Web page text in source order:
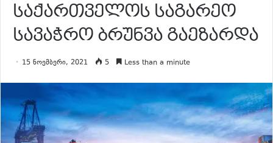
საქართველოს საგარეო
სავაჭრო ბრუნვა გაეზარდა
15 ნოემბერი, 2021 5 Less than a minute